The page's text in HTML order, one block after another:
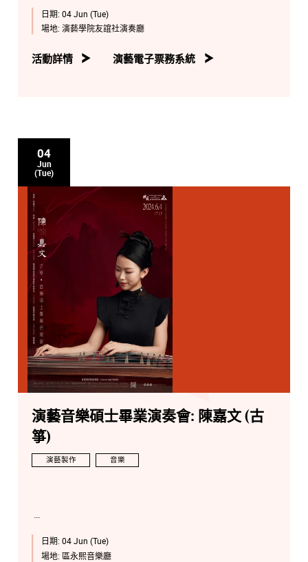
日期: 04 Jun (Tue)
場地: 演藝學院友誼社演奏廳
活動詳情 演藝電子票務系統
04
Jun
(Tue)
演藝音樂碩士畢業演奏會: 陳嘉文 (古
箏)
演藝製作 音樂
日期: 04 Jun (Tue)
場地: 區永熙音樂廳